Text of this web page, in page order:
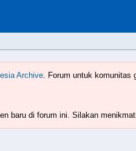
Archive. Forum untuk komunitas
baru di forum ini. Silakan